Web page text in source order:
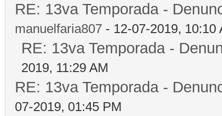
RE: 13va Temporada -
manuelfaria807 - 12-07-2019, 10:10
RE: 13va Temporada -
2019, 11:29 AM
RE: 13va Temporada -
07-2019, 01:45 PM